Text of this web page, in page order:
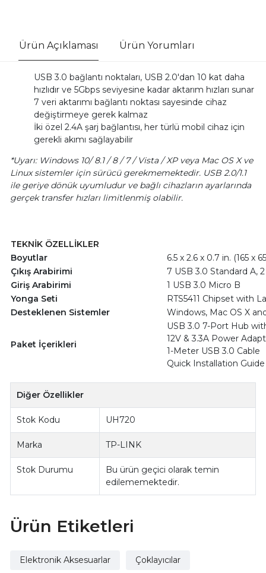
Ürün Açıklaması Ürün Yorumları
USB 3.0 bağlantı noktaları, USB 2.0'dan 10 kat daha
hızlıdır ve 5Gbps seviyesine kadar aktarım hızları sunar
7 veri aktarımı bağlantı noktası sayesinde cihaz
değiştirmeye gerek kalmaz
İki özel 2.4A şarj bağlantısı, her türlü mobil cihaz için
gerekli akımı sağlayabilir
*Uyarı: Windows 10/ 8.1 / 8 / 7 / Vista / XP veya Mac OS X ve
Linux sistemler için sürücü gerekmemektedir. USB 2.0/1.1
ile geriye dönük uyumludur ve bağlı cihazların ayarlarında
gerçek transfer hızları limitlenmiş olabilir.
TEKNİK ÖZELLİKLER
Boyutlar
6.5 x 2.6 x 0.7 in. (165 x
Çıkış Arabirimi
7 USB 3.0 Standard A,
Giriş Arabirimi
1 USB 3.0 Micro B
Yonga Seti
RTS5411 Chipset with
Desteklenen Sistemler
Windows, Mac OS X
Paket İçerikleri
USB 3.0 7-Port Hub
12V & 3.3A Power
1-Meter USB 3.0 Cable
Quick Installation Guide
Diğer Özellikler
Stok Kodu UH720
Marka TP-LINK
Stok Durumu
Bu ürün geçici olarak temin
edilememektedir.
Ürün Etiketleri
Elektronik Aksesuarlar Çoklayıcılar